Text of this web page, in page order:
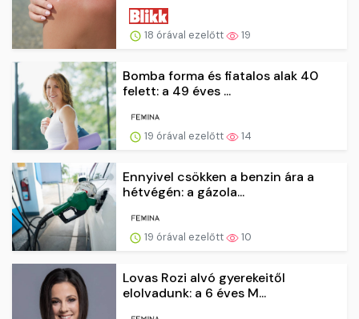
18 órával ezelőtt 19
Bomba forma és fiatalos alak 40
felett: a 49 éves ...
19 órával ezelőtt 14
Ennyivel csökken a benzin ára a
hétvégén: a gázola...
19 órával ezelőtt 10
Lovas Rozi alvó gyerekeitől
elolvadunk: a 6 éves M...